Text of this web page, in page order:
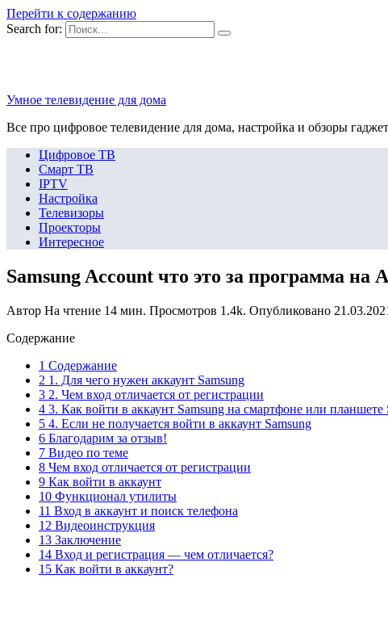
Перейти к содержанию
Search for:
Умное телевидение для дома
Все про цифровое телевидение для дома, настройка и обзоры
Цифровое ТВ
Смарт ТВ
IPTV
Настройка
Телевизоры
Проекторы
Интересное
Samsung Account что это за программа на
Автор На чтение 14 мин. Просмотров 1.4k. Опубликовано
Содержание
1 Содержание
2 1. Для чего нужен аккаунт Samsung
3 2. Чем вход отличается от регистрации
4 3. Как войти в аккаунт Samsung на смартфоне или планшете
5 4. Если не получается войти в аккаунт Samsung
6 Благодарим за отзыв!
7 Видео по теме
8 Чем вход отличается от регистрации
9 Как войти в аккаунт
10 Функционал утилиты
11 Вход в аккаунт и поиск телефона
12 Видеоинструкция
13 Заключение
14 Вход и регистрация — чем отличается?
15 Как войти в аккаунт?